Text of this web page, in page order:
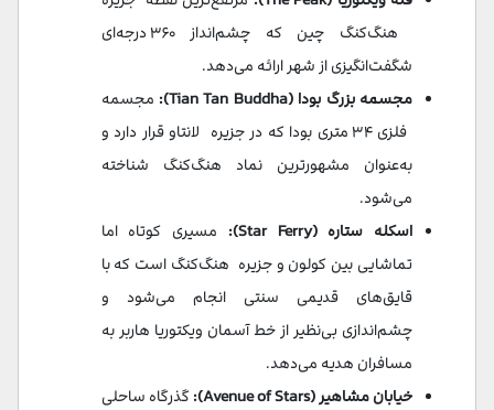
هنگ‌کنگ چین که چشم‌انداز ۳۶۰ درجه‌ای
شگفت‌انگیزی از شهر ارائه می‌دهد.
مجسمه بزرگ بودا (Tian Tan Buddha):
مجسمه
فلزی ۳۴ متری بودا که در جزیره لانتاو قرار دارد و
به‌عنوان مشهورترین نماد هنگ‌کنگ شناخته
می‌شود.
اسکله ستاره (Star Ferry):
مسیری کوتاه اما
تماشایی بین کولون و جزیره هنگ‌کنگ است که با
قایق‌های قدیمی سنتی انجام می‌شود و
چشم‌اندازی بی‌نظیر از خط آسمان ویکتوریا هاربر به
مسافران هدیه می‌دهد.
خیابان مشاهیر (Avenue of Stars):
گذرگاه ساحلی